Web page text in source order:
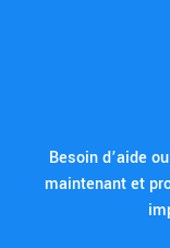
Besoin d’aide
maintenant et